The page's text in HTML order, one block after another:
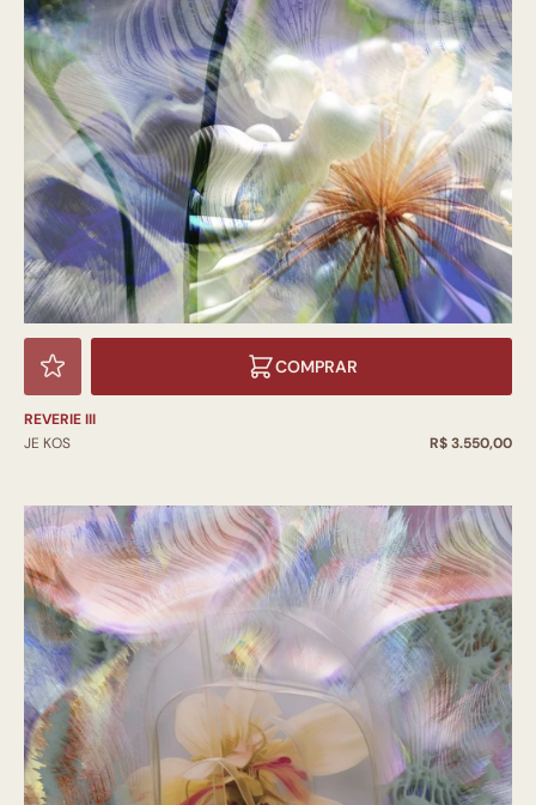
COMPRAR
REVERIE III
JE KOS
R$ 3.550,00